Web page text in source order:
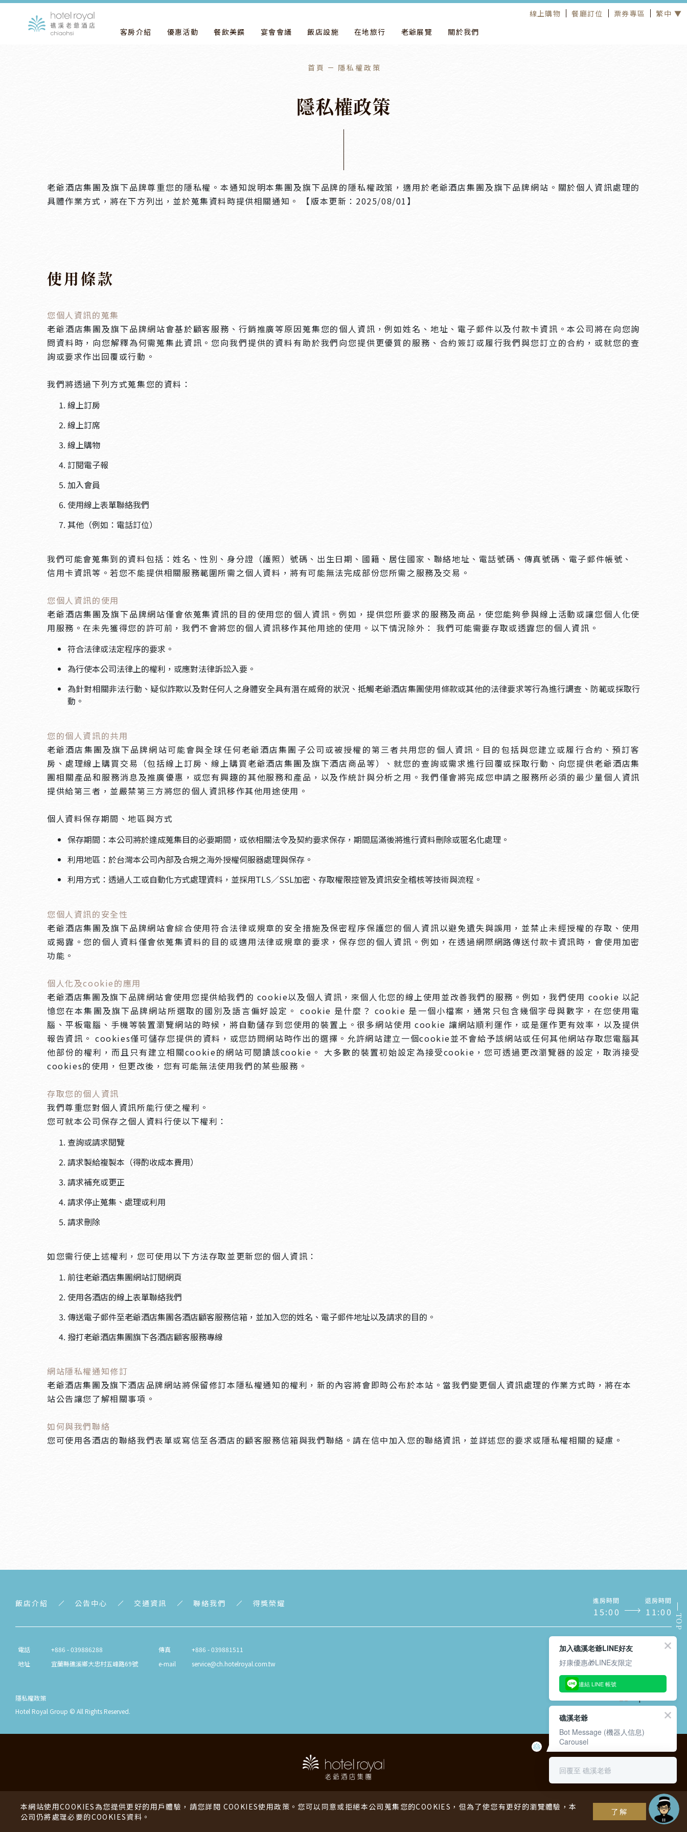
客房介紹 優惠活動 餐飲美饌 宴會會議 飯店設施 在地旅行 老爺展覽 關於我們
線上購物 餐廳訂位 票券專區 繁中 ▼
首頁 隱私權政策
隱私權政策
老爺酒店集團及旗下品牌尊重您的隱私權。本通知說明本集團及旗下品牌的隱私權政策，適用於老爺酒店集團及旗下品牌網站。關於個人資訊處理的
具體作業方式，將在下方列出，並於蒐集資料時提供相關通知。 【版本更新：2025/08/01】
使用條款
您個人資訊的蒐集
老爺酒店集團及旗下品牌網站會基於顧客服務、行銷推廣等原因蒐集您的個人資訊，例如姓名、地址、電子郵件以及付款卡資訊。本公司將在向您詢
問資料時，向您解釋為何需蒐集此資訊。您向我們提供的資料有助於我們向您提供更優質的服務、合約簽訂或履行我們與您訂立的合約，或就您的查
詢或要求作出回覆或行動。
我們將透過下列方式蒐集您的資料：
線上訂房
線上訂席
線上購物
訂閱電子報
加入會員
使用線上表單聯絡我們
其他（例如：電話訂位）
我們可能會蒐集到的資料包括：姓名、性別、身分證（護照）號碼、出生日期、國籍、居住國家、聯絡地址、電話號碼、傳真號碼、電子郵件帳號、
信用卡資訊等。若您不能提供相關服務範圍所需之個人資料，將有可能無法完成部份您所需之服務及交易。
您個人資訊的使用
老爺酒店集團及旗下品牌網站僅會依蒐集資訊的目的使用您的個人資訊。例如，提供您所要求的服務及商品，使您能夠參與線上活動或讓您個人化使
用服務。在未先獲得您的許可前，我們不會將您的個人資訊移作其他用途的使用。以下情況除外： 我們可能需要存取或透露您的個人資訊。
符合法律或法定程序的要求。
為行使本公司法律上的權利，或應對法律訴訟入要。
為針對相關非法行動、疑似詐欺以及對任何人之身體安全具有潛在威脅的狀況、抵觸老爺酒店集團使用條款或其他的法律要求等行為進行調查、防範或採取行
動。
您的個人資訊的共用
老爺酒店集團及旗下品牌網站可能會與全球任何老爺酒店集團子公司或被授權的第三者共用您的個人資訊。目的包括與您建立或履行合約、預訂客
房、處理線上購買交易（包括線上訂房、線上購買老爺酒店集團及旗下酒店商品等）、就您的查詢或需求進行回覆或採取行動、向您提供老爺酒店集
團相關產品和服務消息及推廣優惠，或您有興趣的其他服務和產品，以及作統計與分析之用。我們僅會將完成您申請之服務所必須的最少量個人資訊
提供給第三者，並嚴禁第三方將您的個人資訊移作其他用途使用。
個人資料保存期間、地區與方式
保存期間：本公司將於達成蒐集目的必要期間，或依相關法令及契約要求保存，期間屆滿後將進行資料刪除或匿名化處理。
利用地區：於台灣本公司內部及合規之海外授權伺服器處理與保存。
利用方式：透過人工或自動化方式處理資料，並採用TLS／SSL加密、存取權限控管及資訊安全稽核等技術與流程。
您個人資訊的安全性
老爺酒店集團及旗下品牌網站會綜合使用符合法律或規章的安全措施及保密程序保護您的個人資訊以避免遺失與誤用，並禁止未經授權的存取、使用
或揭露。您的個人資料僅會依蒐集資料的目的或適用法律或規章的要求，保存您的個人資訊。例如，在透過網際網路傳送付款卡資訊時，會使用加密
功能。
個人化及cookie的應用
老爺酒店集團及旗下品牌網站會使用您提供給我們的 cookie以及個人資訊，來個人化您的線上使用並改善我們的服務。例如，我們使用 cookie 以記
憶您在本集團及旗下品牌網站所選取的國別及語言偏好設定。 cookie 是什麼？ cookie 是一個小檔案，通常只包含幾個字母與數字，在您使用電
腦、平板電腦、手機等裝置瀏覽網站的時候，將自動儲存到您使用的裝置上。很多網站使用 cookie 讓網站順利運作，或是運作更有效率，以及提供
報告資訊。 cookies僅可儲存您提供的資料，或您訪問網站時作出的選擇。允許網站建立一個cookie並不會給予該網站或任何其他網站存取您電腦其
他部份的權利，而且只有建立相關cookie的網站可閱讀該cookie。 大多數的裝置初始設定為接受cookie，您可透過更改瀏覽器的設定，取消接受
cookies的使用，但更改後，您有可能無法使用我們的某些服務。
存取您的個人資訊
我們尊重您對個人資訊所能行使之權利。
您可就本公司保存之個人資料行使以下權利：
查詢或請求閱覽
請求製給複製本（得酌收成本費用）
請求補充或更正
請求停止蒐集、處理或利用
請求刪除
如您需行使上述權利，您可使用以下方法存取並更新您的個人資訊：
前往老爺酒店集團網站訂閱網頁
使用各酒店的線上表單聯絡我們
傳送電子郵件至老爺酒店集團各酒店顧客服務信箱，並加入您的姓名、電子郵件地址以及請求的目的。
撥打老爺酒店集團旗下各酒店顧客服務專線
網站隱私權通知修訂
老爺酒店集團及旗下酒店品牌網站將保留修訂本隱私權通知的權利，新的內容將會即時公布於本站。當我們變更個人資訊處理的作業方式時，將在本
站公告讓您了解相關事項。
如何與我們聯絡
您可使用各酒店的聯絡我們表單或寫信至各酒店的顧客服務信箱與我們聯絡。請在信中加入您的聯絡資訊，並詳述您的要求或隱私權相關的疑慮。
本網站使用COOKIES為您提供更好的用戶體驗，請您詳閱 COOKIES使用政策。您可以同意或拒絕本公司蒐集您的COOKIES，但為了使您有更好的瀏覽體驗，本
公司仍將處理必要的COOKIES資料。
了解 ・・
TOP
飯店介紹 公告中心 交通資訊 聯絡我們 得獎榮耀 進房時間
15:00
退房時間
1 1:00
電話
+886 - 039886288
地址
宜蘭縣礁溪鄉大忠村五峰路69號
傳真
+886 - 039881511
e-mail
service@ch.hotelroyal.com.tw
訂閱/取消電子報
隱私權政策
Hotel Royal Group © All Rights Reserved.
老爺酒店 老爺行旅 老爺會館 海外酒店
加入礁溪老爺LINE好友
好康優惠🎁LINE友限定
連結 LINE 帳號
礁溪老爺
Bot Message (機器人信息)
Carousel
回覆至 礁溪老爺